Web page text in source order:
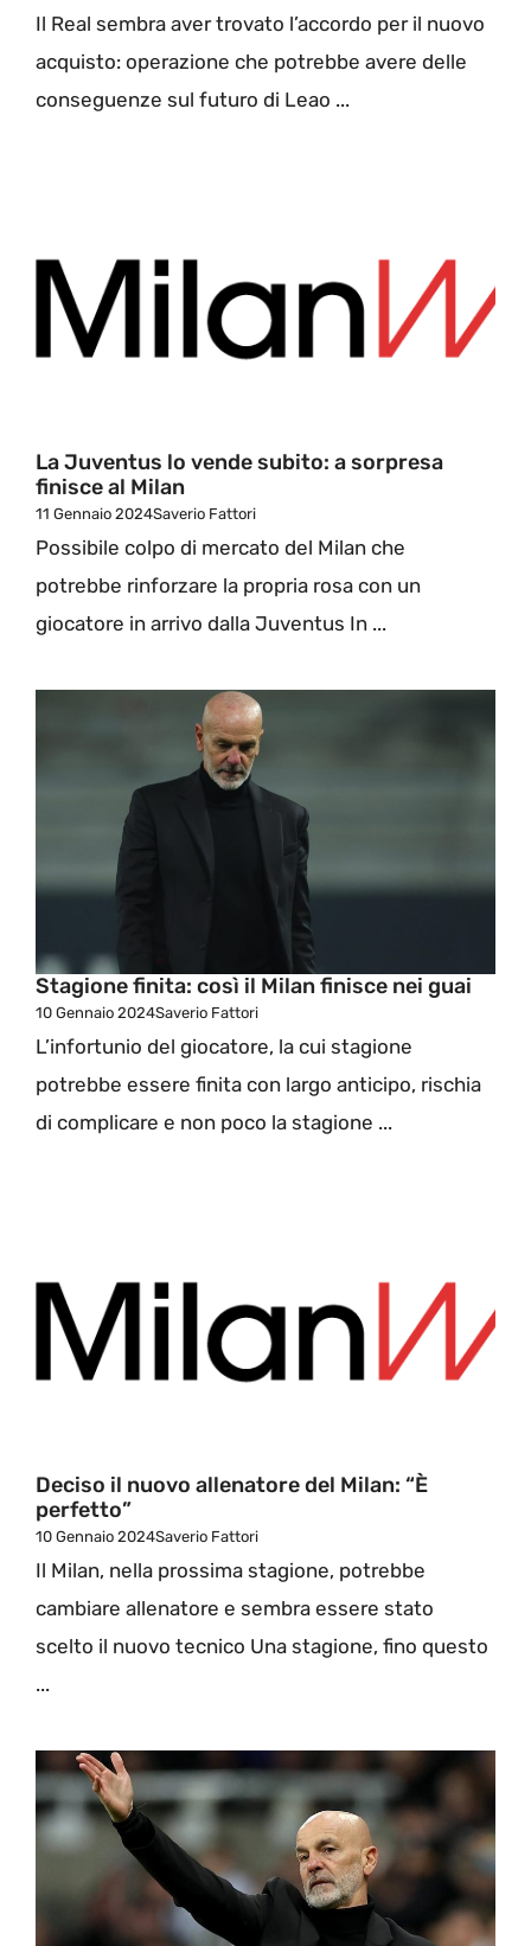
Il Real sembra aver trovato l’accordo per il nuovo
acquisto: operazione che potrebbe avere delle
conseguenze sul futuro di Leao ...
La Juventus lo vende subito: a sorpresa
finisce al Milan
11 Gennaio 2024Saverio Fattori
Possibile colpo di mercato del Milan che
potrebbe rinforzare la propria rosa con un
giocatore in arrivo dalla Juventus In ...
Stagione finita: così il Milan finisce nei guai
10 Gennaio 2024Saverio Fattori
L’infortunio del giocatore, la cui stagione
potrebbe essere finita con largo anticipo, rischia
di complicare e non poco la stagione ...
Deciso il nuovo allenatore del Milan: “È
perfetto”
10 Gennaio 2024Saverio Fattori
Il Milan, nella prossima stagione, potrebbe
cambiare allenatore e sembra essere stato
scelto il nuovo tecnico Una stagione, fino questo
...